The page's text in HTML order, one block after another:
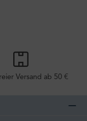
Versand ab 50 €